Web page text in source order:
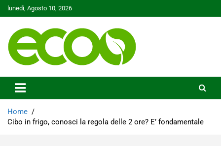
Skip
to
lunedì, Agosto 10, 2026
Ecoo.it
Home
Cibo in frigo, conosci la regola delle 2 ore? E’ fondamentale